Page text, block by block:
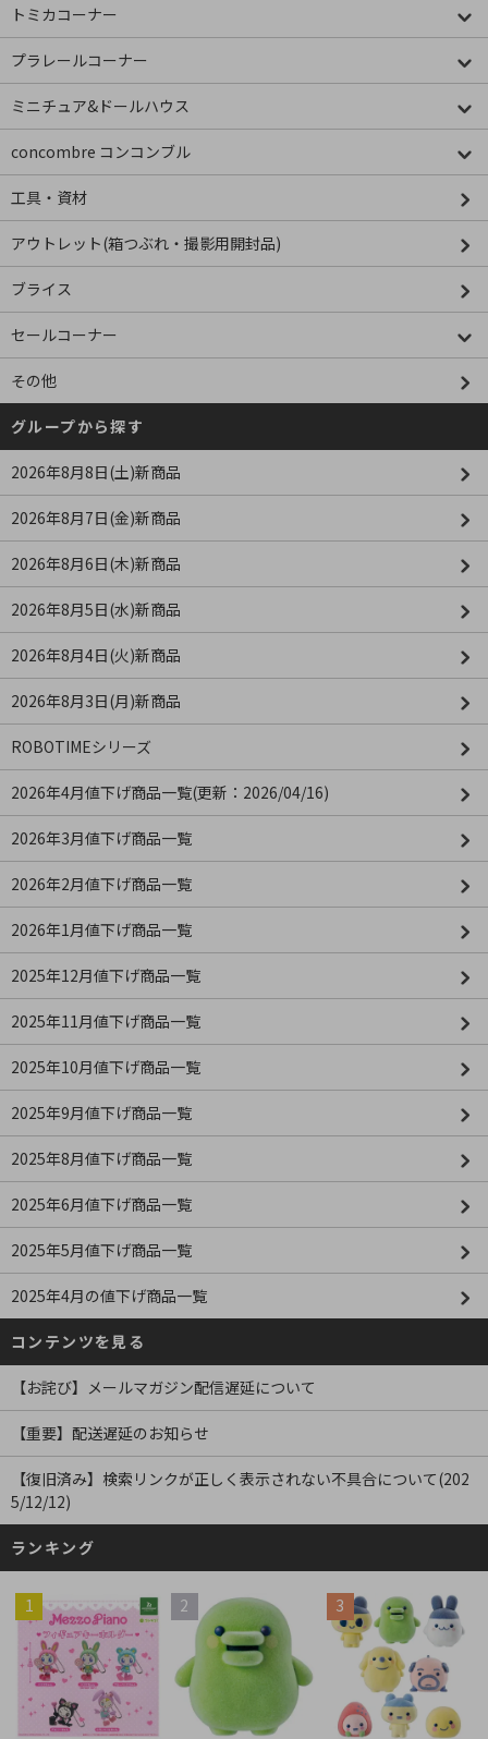
トミカコーナー
プラレールコーナー
ミニチュア&ドールハウス
concombre コンコンブル
工具・資材
アウトレット(箱つぶれ・撮影用開封品)
ブライス
セールコーナー
その他
グループから探す
2026年8月8日(土)新商品
2026年8月7日(金)新商品
2026年8月6日(木)新商品
2026年8月5日(水)新商品
2026年8月4日(火)新商品
2026年8月3日(月)新商品
ROBOTIMEシリーズ
2026年4月値下げ商品一覧(更新：2026/04/16)
2026年3月値下げ商品一覧
2026年2月値下げ商品一覧
2026年1月値下げ商品一覧
2025年12月値下げ商品一覧
2025年11月値下げ商品一覧
2025年10月値下げ商品一覧
2025年9月値下げ商品一覧
2025年8月値下げ商品一覧
2025年6月値下げ商品一覧
2025年5月値下げ商品一覧
2025年4月の値下げ商品一覧
コンテンツを見る
【お詫び】メールマガジン配信遅延について
【重要】配送遅延のお知らせ
【復旧済み】検索リンクが正しく表示されない不具合について(202
5/12/12)
ランキング
1 2 3